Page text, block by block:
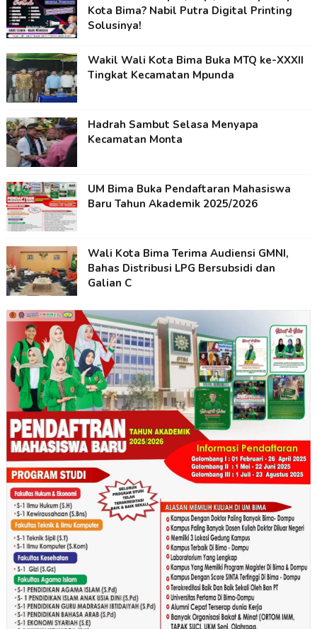
Kota Bima? Nabil Putra Digital Printing
Solusinya!
Wakil Wali Kota Bima Buka MTQ ke-XXXII
Tingkat Kecamatan Mpunda
Hadrah Sambut Selasa Menyapa
Kecamatan Monta
UM Bima Buka Pendaftaran Mahasiswa
Baru Tahun Akademik 2025/2026
Wali Kota Bima Terima Audiensi GMNI,
Bahas Distribusi LPG Bersubsidi dan
Galian C